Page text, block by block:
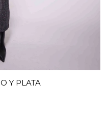
Y PLATA